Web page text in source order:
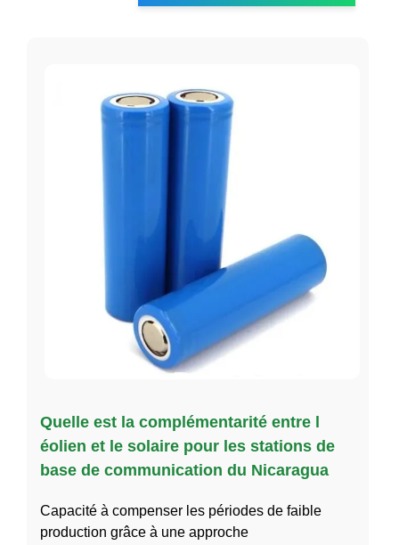
Quelle est la complémentarité entre l
éolien et le solaire pour les stations de
base de communication du Nicaragua
Capacité à compenser les périodes de faible
production grâce à une approche